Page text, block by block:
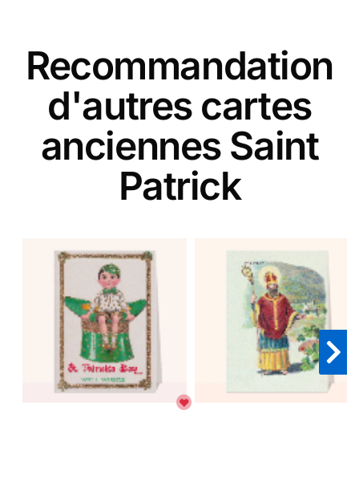
Recommandation
d'autres cartes
anciennes Saint
Patrick